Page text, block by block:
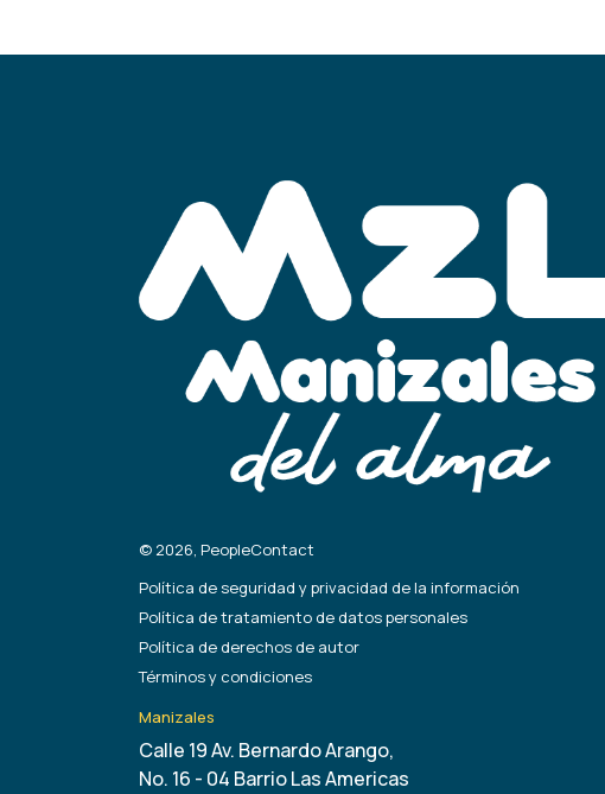
© 2026, PeopleContact
Política de seguridad y privacidad de la información
Política de tratamiento de datos personales
Política de derechos de autor
Términos y condiciones
Manizales
Calle 19 Av. Bernardo Arango,
No. 16 - 04 Barrio Las Americas